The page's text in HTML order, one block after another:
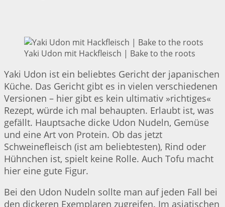
Yaki Udon mit Hackfleisch | Bake to the roots
Yaki Udon ist ein beliebtes Gericht der japanischen
Küche. Das Gericht gibt es in vielen verschiedenen
Versionen – hier gibt es kein ultimativ »richtiges«
Rezept, würde ich mal behaupten. Erlaubt ist, was
gefällt. Hauptsache dicke Udon Nudeln, Gemüse
und eine Art von Protein. Ob das jetzt
Schweinefleisch (ist am beliebtesten), Rind oder
Hühnchen ist, spielt keine Rolle. Auch Tofu macht
hier eine gute Figur.
Bei den Udon Nudeln sollte man auf jeden Fall bei
den dickeren Exemplaren zugreifen. Im asiatischen